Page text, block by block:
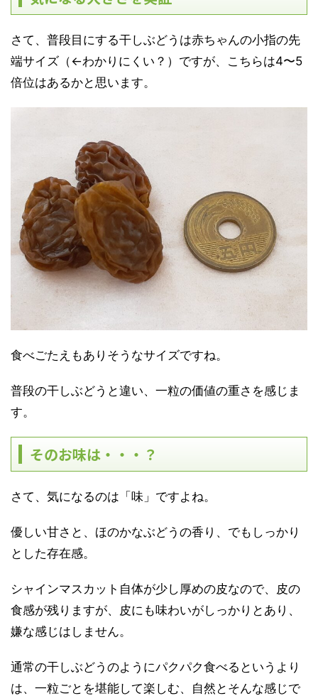
さて、普段目にする干しぶどうは赤ちゃんの小指の先
端サイズ（←わかりにくい？）ですが、こちらは4〜5
倍位はあるかと思います。
食べごたえもありそうなサイズですね。
普段の干しぶどうと違い、一粒の価値の重さを感じま
す。
そのお味は・・・？
さて、気になるのは「味」ですよね。
優しい甘さと、ほのかなぶどうの香り、でもしっかり
とした存在感。
シャインマスカット自体が少し厚めの皮なので、皮の
食感が残りますが、皮にも味わいがしっかりとあり、
嫌な感じはしません。
通常の干しぶどうのようにパクパク食べるというより
は、一粒ごとを堪能して楽しむ、自然とそんな感じで